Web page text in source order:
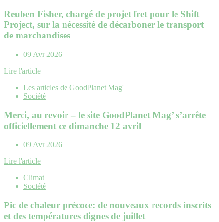
Reuben Fisher, chargé de projet fret pour le Shift
Project, sur la nécessité de décarboner le transport
de marchandises
09 Avr 2026
Lire l'article
Les articles de GoodPlanet Mag'
Société
Merci, au revoir – le site GoodPlanet Mag’ s’arrête
officiellement ce dimanche 12 avril
09 Avr 2026
Lire l'article
Climat
Société
Pic de chaleur précoce: de nouveaux records inscrits
et des températures dignes de juillet